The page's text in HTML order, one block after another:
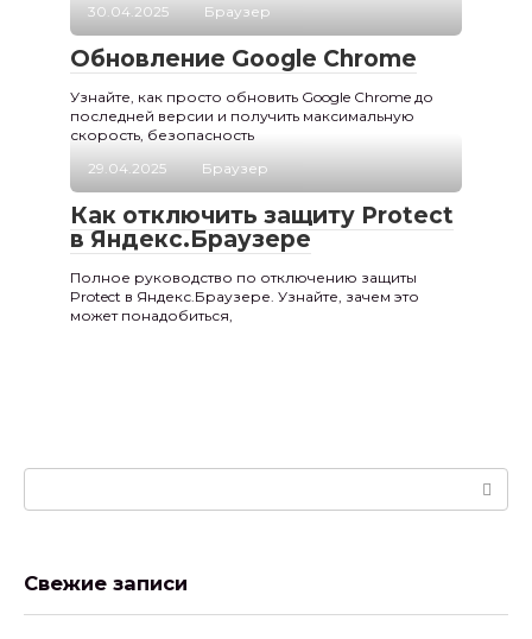
30.04.2025
Браузер
Обновление Google Chrome
Узнайте, как просто обновить Google Chrome до
последней версии и получить максимальную
скорость, безопасность
29.04.2025
Браузер
Как отключить защиту Protect
в Яндекс.Браузере
Полное руководство по отключению защиты
Protect в Яндекс.Браузере. Узнайте, зачем это
может понадобиться,
Свежие записи